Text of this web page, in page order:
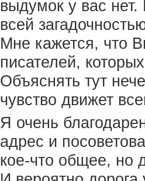
выдумок у вас
всей
Мне кажется, что
писателей,
Объяснять тут
чувство движет
Я очень
адрес и
кое-что общее, но